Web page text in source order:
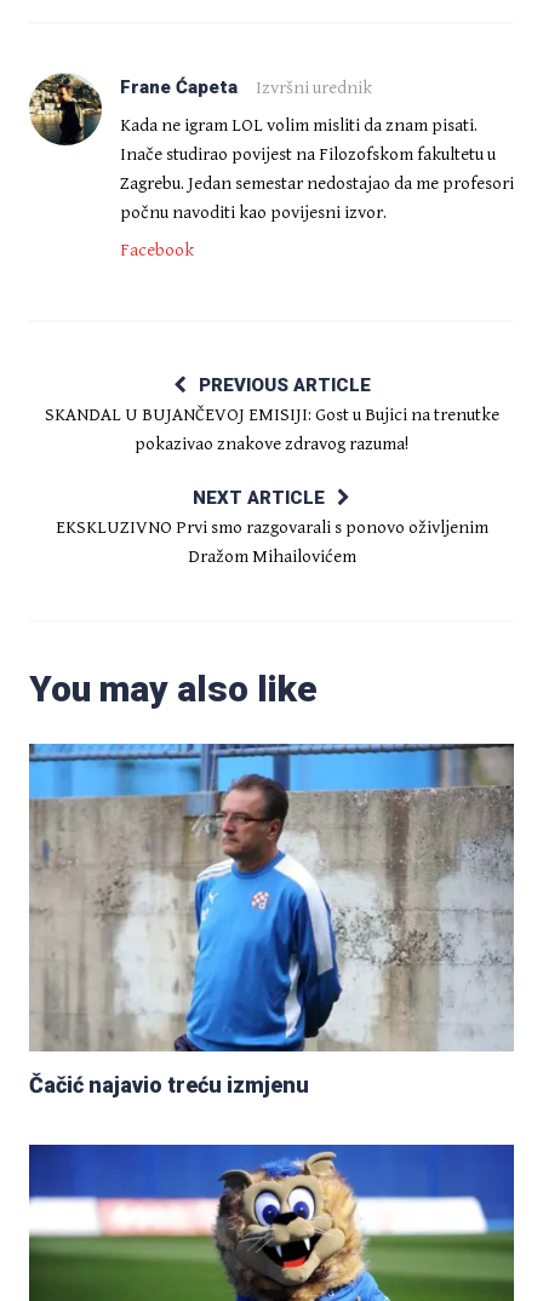
Frane Ćapeta
Izvršni urednik
Kada ne igram LOL volim misliti da znam pisati.
Inače studirao povijest na Filozofskom fakultetu u
Zagrebu. Jedan semestar nedostajao da me profesori
počnu navoditi kao povijesni izvor.
Facebook
PREVIOUS ARTICLE
SKANDAL U BUJANČEVOJ EMISIJI: Gost u Bujici na trenutke
pokazivao znakove zdravog razuma!
NEXT ARTICLE
EKSKLUZIVNO Prvi smo razgovarali s ponovo oživljenim
Dražom Mihailovićem
You may also like
Čačić najavio treću izmjenu